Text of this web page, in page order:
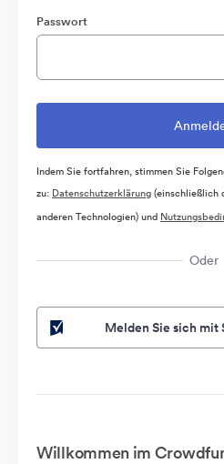
Passwort
Indem Sie fortfahren, stimmen Sie
zu: Datenschutzerklärung(einschließlich
anderen Technologien) und
Oder
Melden Sie sich mit
Willkommen im